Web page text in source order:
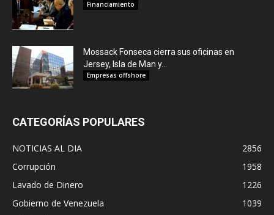
Financiamiento
Mossack Fonseca cierra sus oficinas en
Jersey, Isla de Man y...
Empresas offshore
CATEGORÍAS POPULARES
NOTICIAS AL DIA
2856
Corrupción
1958
Lavado de Dinero
1226
Gobierno de Venezuela
1039